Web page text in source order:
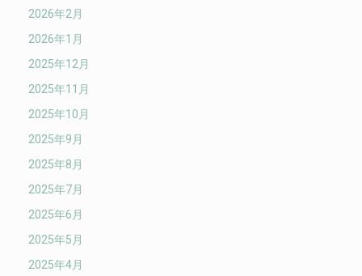
2026年2月
2026年1月
2025年12月
2025年11月
2025年10月
2025年9月
2025年8月
2025年7月
2025年6月
2025年5月
2025年4月